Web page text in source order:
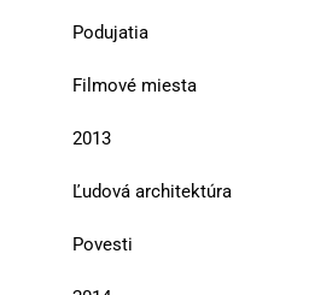
Podujatia
Filmové miesta
2013
Ľudová architektúra
Povesti